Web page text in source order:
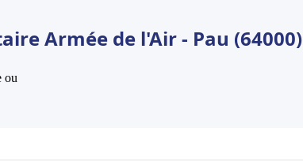
Armée de l'Air - Pau (64000)
ou